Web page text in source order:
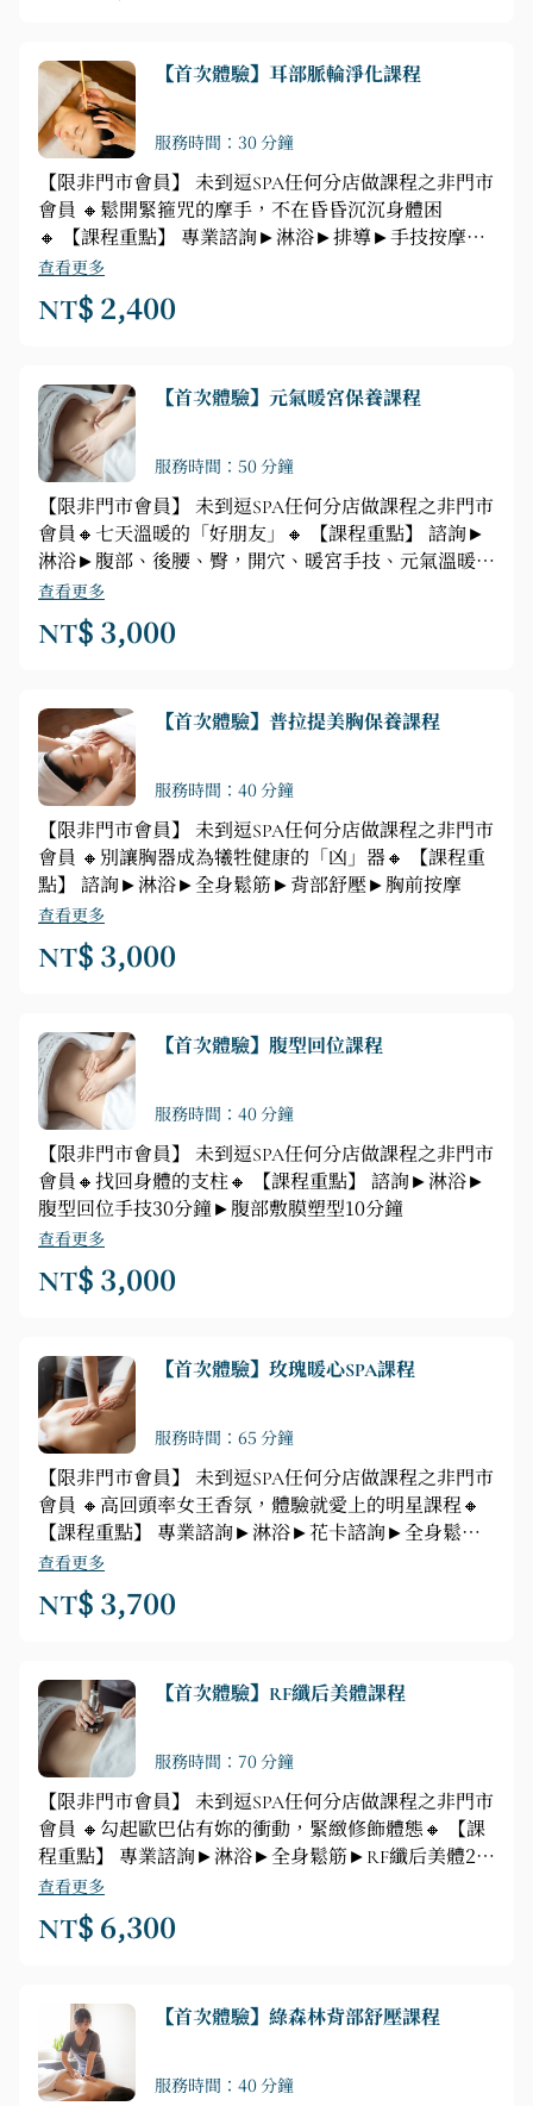
【首次體驗】耳部脈輪淨化課程
服務時間：30 分鐘
【限非門市會員】 未到逗SPA任何分店做課程之非門市
會員 🔸鬆開緊箍咒的摩手，不在昏昏沉沉身體困
🔸 【課程重點】 專業諮詢►淋浴►排導►手技按摩►
耳燭淨化
查看更多
NT$ 2,400
【首次體驗】元氣暖宮保養課程
服務時間：50 分鐘
【限非門市會員】 未到逗SPA任何分店做課程之非門市
會員🔸七天溫暖的「好朋友」🔸 【課程重點】 諮詢►
淋浴►腹部、後腰、臀，開穴、暖宮手技、元氣溫暖技
法
查看更多
NT$ 3,000
【首次體驗】普拉提美胸保養課程
服務時間：40 分鐘
【限非門市會員】 未到逗SPA任何分店做課程之非門市
會員 🔸別讓胸器成為犧牲健康的「凶」器🔸 【課程重
點】 諮詢►淋浴►全身鬆筋►背部舒壓►胸前按摩
查看更多
NT$ 3,000
【首次體驗】腹型回位課程
服務時間：40 分鐘
【限非門市會員】 未到逗SPA任何分店做課程之非門市
會員🔸找回身體的支柱🔸 【課程重點】 諮詢►淋浴►
腹型回位手技30分鐘►腹部敷膜塑型10分鐘
查看更多
NT$ 3,000
【首次體驗】玫瑰暖心SPA課程
服務時間：65 分鐘
【限非門市會員】 未到逗SPA任何分店做課程之非門市
會員 🔸高回頭率女王香氛，體驗就愛上的明星課程🔸
【課程重點】 專業諮詢►淋浴►花卡諮詢►全身鬆筋
►玫瑰皇后全身正反面舒壓按摩（腹、胸、腿、背、頭
部舒緩按摩）
查看更多
NT$ 3,700
【首次體驗】RF纖后美體課程
服務時間：70 分鐘
【限非門市會員】 未到逗SPA任何分店做課程之非門市
會員 🔸勾起歐巴佔有妳的衝動，緊緻修飾體態🔸 【課
程重點】 專業諮詢►淋浴►全身鬆筋►RF纖后美體20
分鐘 (手臂、腹部、大小腿擇一部位)►負離子岩盤浴
40分鐘+頭部釋壓按摩10分鐘
查看更多
NT$ 6,300
【首次體驗】綠森林背部舒壓課程
服務時間：40 分鐘